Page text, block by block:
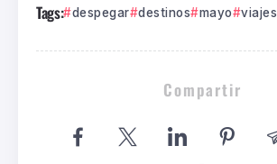
Tags: despegar destinos mayo viajes
Compartir